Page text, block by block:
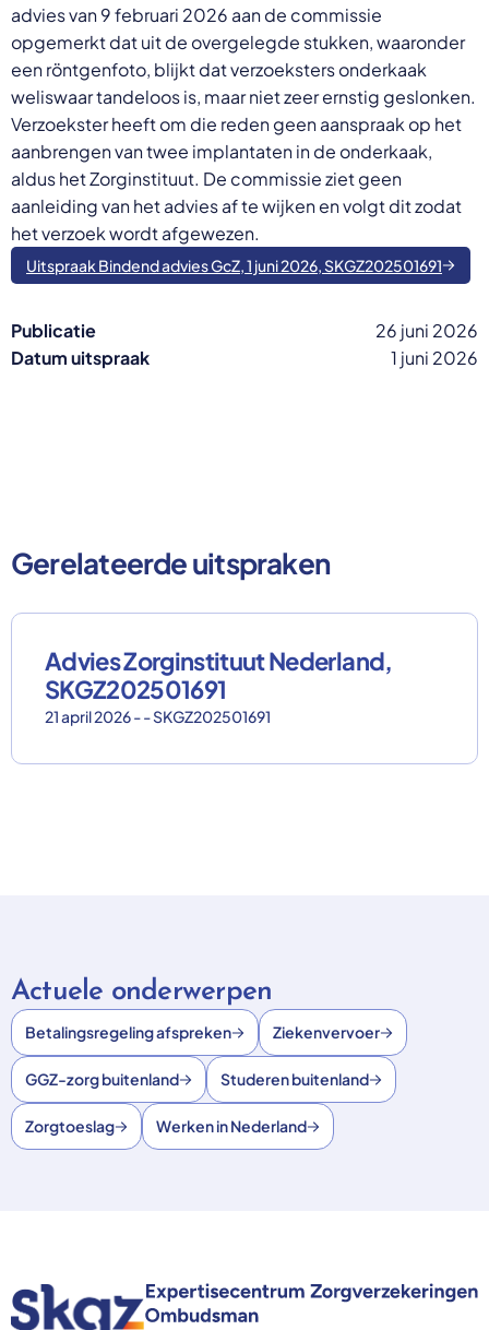
advies van 9 februari 2026 aan de commissie
opgemerkt dat uit de overgelegde stukken, waaronder
een röntgenfoto, blijkt dat verzoeksters onderkaak
weliswaar tandeloos is, maar niet zeer ernstig geslonken.
Verzoekster heeft om die reden geen aanspraak op het
aanbrengen van twee implantaten in de onderkaak,
aldus het Zorginstituut. De commissie ziet geen
aanleiding van het advies af te wijken en volgt dit zodat
het verzoek wordt afgewezen.
Uitspraak Bindend advies GcZ, 1 juni 2026, SKGZ202501691
Publicatie
26 juni 2026
Datum uitspraak
1 juni 2026
Gerelateerde uitspraken
Advies Zorginstituut Nederland,
SKGZ202501691
21 april 2026 - - SKGZ202501691
Actuele onderwerpen
Betalingsregeling afspreken Ziekenvervoer
GGZ-zorg buitenland Studeren buitenland
Zorgtoeslag Werken in Nederland